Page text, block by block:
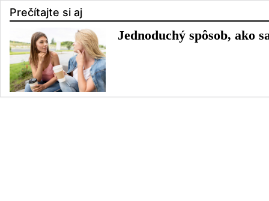
Prečítajte si aj
Jednoduchý spôsob, ako